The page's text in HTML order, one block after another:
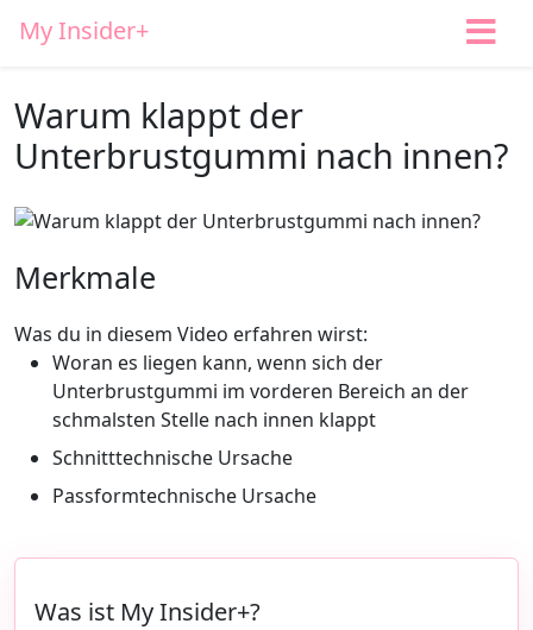
My Insider+
Warum klappt der
Unterbrustgummi nach innen?
Merkmale
Was du in diesem Video erfahren wirst:
Woran es liegen kann, wenn sich der
Unterbrustgummi im vorderen Bereich an der
schmalsten Stelle nach innen klappt
Schnitttechnische Ursache
Passformtechnische Ursache
Was ist My Insider+?